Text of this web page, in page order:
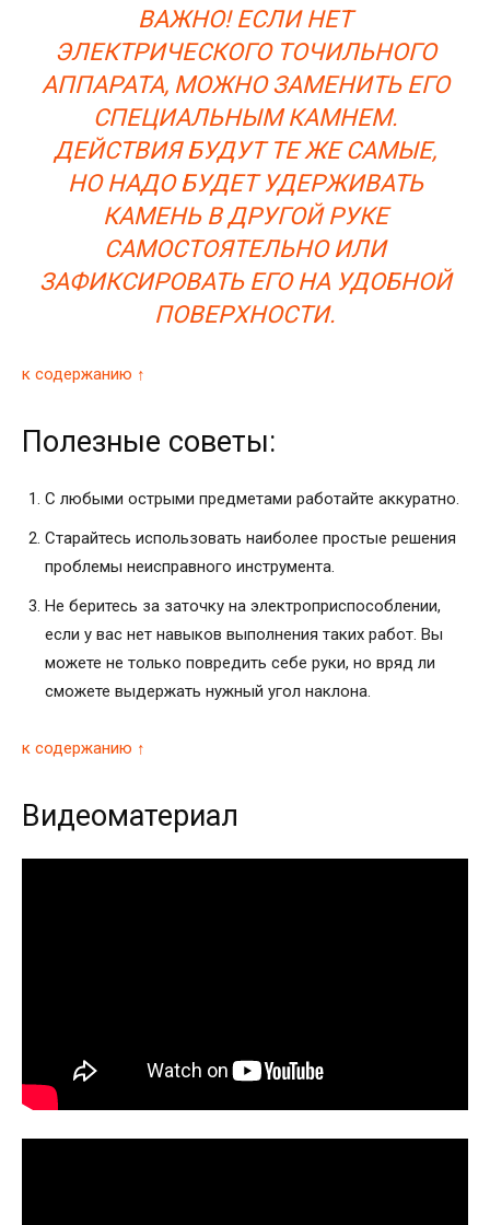
ВАЖНО! ЕСЛИ НЕТ
ЭЛЕКТРИЧЕСКОГО ТОЧИЛЬНОГО
АППАРАТА, МОЖНО ЗАМЕНИТЬ ЕГО
СПЕЦИАЛЬНЫМ КАМНЕМ.
ДЕЙСТВИЯ БУДУТ ТЕ ЖЕ САМЫЕ,
НО НАДО БУДЕТ УДЕРЖИВАТЬ
КАМЕНЬ В ДРУГОЙ РУКЕ
САМОСТОЯТЕЛЬНО ИЛИ
ЗАФИКСИРОВАТЬ ЕГО НА УДОБНОЙ
ПОВЕРХНОСТИ.
к содержанию ↑
Полезные советы:
С любыми острыми предметами работайте аккуратно.
Старайтесь использовать наиболее простые решения
проблемы неисправного инструмента.
Не беритесь за заточку на электроприспособлении,
если у вас нет навыков выполнения таких работ. Вы
можете не только повредить себе руки, но вряд ли
сможете выдержать нужный угол наклона.
к содержанию ↑
Видеоматериал